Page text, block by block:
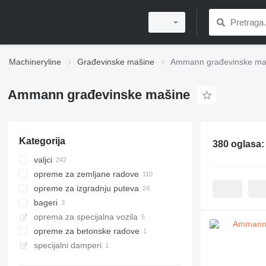
Machineryline Građevinske mašine Ammann građevinske
Ammann građevinske mašine
Kategorija
valjci
mali valjci
valjci za asfalt
kompaktori s jednim valjkom
pneumatski valjaki
vučeni valjci
kombinovani valjci
opreme za zemljane radove
vibro ploče
kompaktori
nabijači
opreme za izgradnju puteva
asfaltni finišeri
asfaltni finišeri točkaši
asfaltni finišeri gusjeničari
asfaltne baze
posipači šljunka
finišeri za beton
bageri
mini bageri
oprema za specijalna vozila
opreme za betonske radove
betonare
specijalni damperi
380 oglasa: